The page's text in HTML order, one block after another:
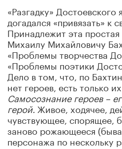
«Разгадку»
догадался «привязать» к
Принадлежит эта простая
Михаилу Михайловичу
«Проблемы творчества
«Проблемы поэтики
Дело в том, что, по
нет героев, есть только
Самосознание героев –
герой. Живое, ходячее,
чувствующее, спорящее,
заново рожающееся
персонажа по нескольку